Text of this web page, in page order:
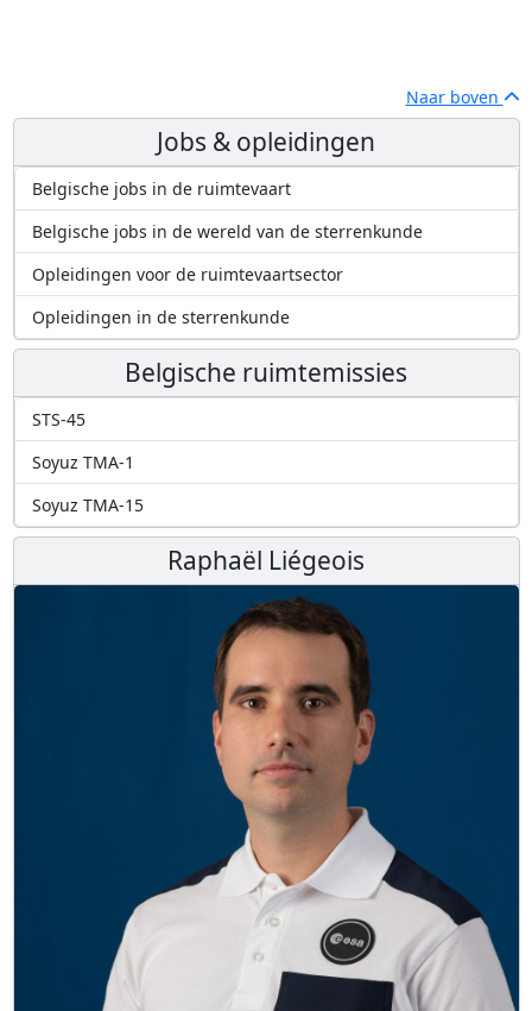
Naar boven
Jobs & opleidingen
Belgische jobs in de ruimtevaart
Belgische jobs in de wereld van de sterrenkunde
Opleidingen voor de ruimtevaartsector
Opleidingen in de sterrenkunde
Belgische ruimtemissies
STS-45
Soyuz TMA-1
Soyuz TMA-15
Raphaël Liégeois